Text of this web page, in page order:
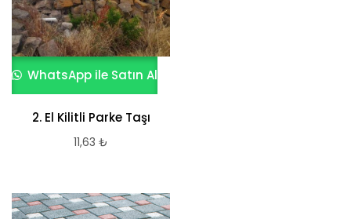
WhatsApp ile Satın Al
2. El Kilitli Parke Taşı
11,63 ₺